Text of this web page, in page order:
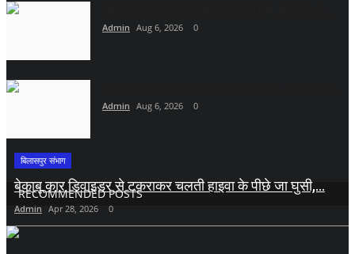
Admin Aug 6, 2026 0
Admin Aug 6, 2026 0
RECOMMENDED POSTS
बिलासपुर संभाग
बेकाबू कार डिवाइडर से टकराकर चलती हाइवा के पीछे जा घुसी,...
Admin Apr 28, 2026 0